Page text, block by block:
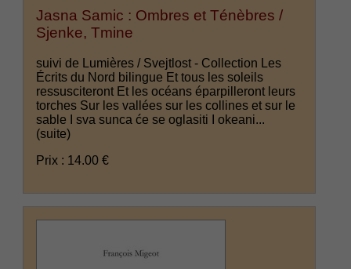
Jasna Samic : Ombres et Ténèbres /
Sjenke, Tmine
suivi de Lumières / Svejtlost - Collection Les
Écrits du Nord bilingue Et tous les soleils
ressusciteront Et les océans éparpilleront leurs
torches Sur les vallées sur les collines et sur le
sable I sva sunca će se oglasiti I okeani...
(suite)
Prix : 14.00 €